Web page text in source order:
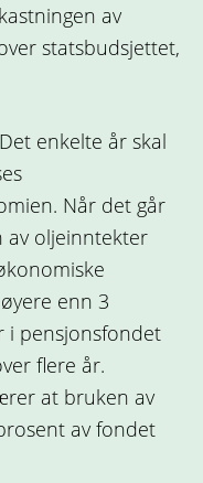
av
statsbudsjettet,
enkelte år skal
Når det går
oljeinntekter
enn 3
i pensjonsfondet
flere år.
at bruken av
av fondet